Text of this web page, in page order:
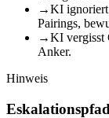
→KI ignoriert
Pairings,
→KI vergisst
Anker.
Hinweis
Eskalationspfad